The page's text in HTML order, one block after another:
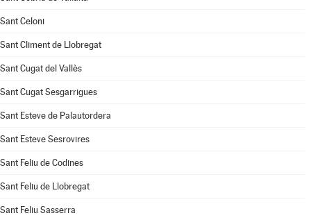
Sant Celoni
Sant Climent de Llobregat
Sant Cugat del Vallès
Sant Cugat Sesgarrigues
Sant Esteve de Palautordera
Sant Esteve Sesrovires
Sant Feliu de Codines
Sant Feliu de Llobregat
Sant Feliu Sasserra